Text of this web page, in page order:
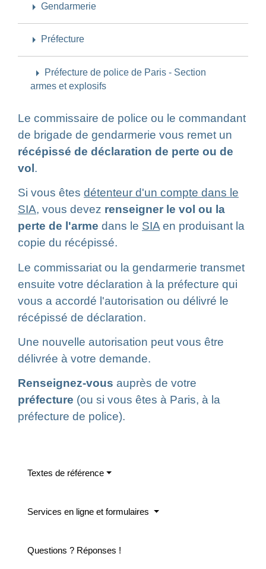
arrow_right Gendarmerie
arrow_right Préfecture
arrow_right
Préfecture de police de Paris - Section
armes et explosifs
Le commissaire de police ou le commandant
de brigade de gendarmerie vous remet un
récépissé de déclaration de perte ou de
vol.
Si vous êtes détenteur d'un compte dans le
SIA, vous devez renseigner le vol ou la
perte de l'arme dans le SIA en produisant la
copie du récépissé.
Le commissariat ou la gendarmerie transmet
ensuite votre déclaration à la préfecture qui
vous a accordé l'autorisation ou délivré le
récépissé de déclaration.
Une nouvelle autorisation peut vous être
délivrée à votre demande.
Renseignez-vous auprès de votre
préfecture (ou si vous êtes à Paris, à la
préfecture de police).
Textes de référence
Services en ligne et formulaires
Questions ? Réponses !